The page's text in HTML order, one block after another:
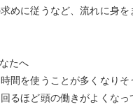
めに従うなど、流れに身を
たへ
間を使うことが多くなりそ
るほど頭の働きがよくな